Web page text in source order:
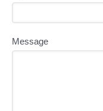
Message